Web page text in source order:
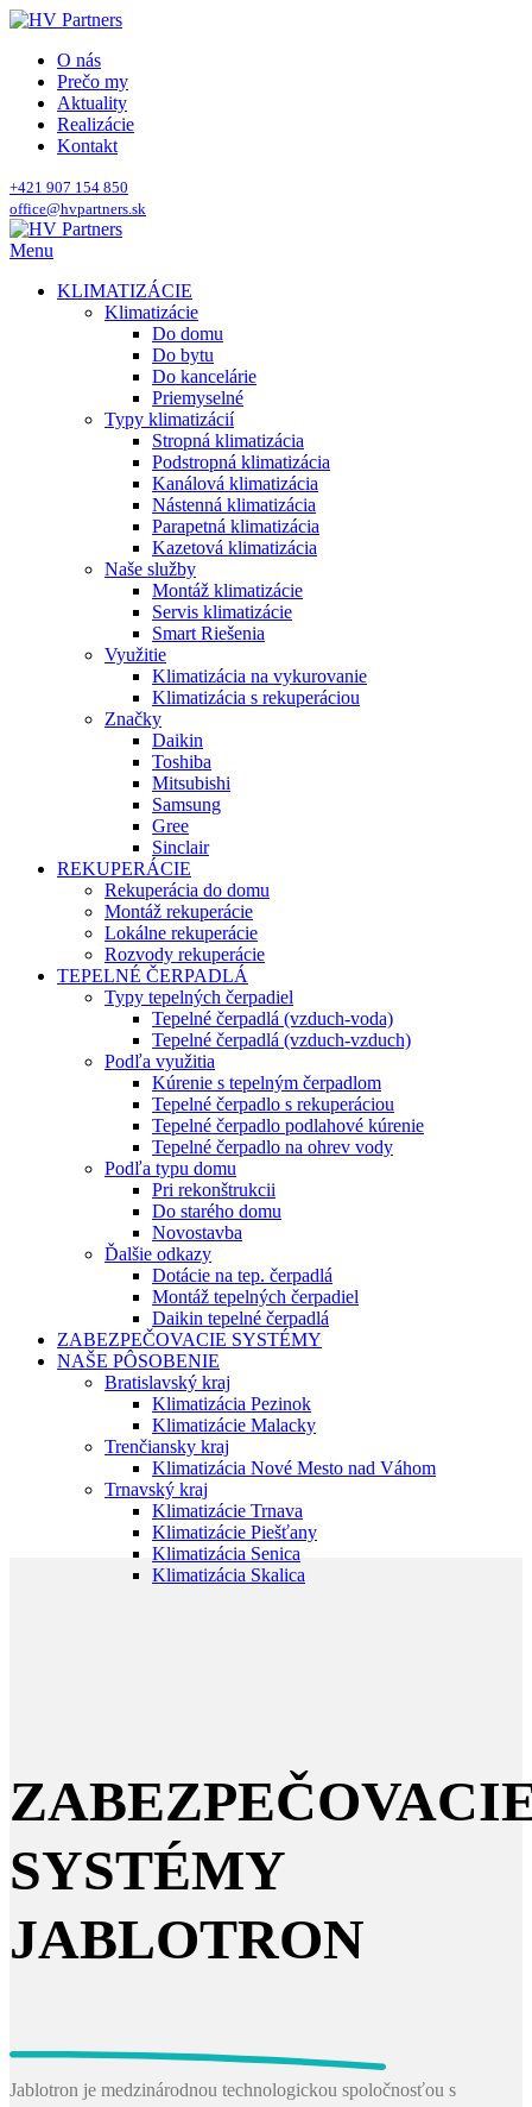
O nás
Prečo my
Aktuality
Realizácie
Kontakt
+421 907 154 850
office@hvpartners.sk
Menu
KLIMATIZÁCIE
Klimatizácie
Do domu
Do bytu
Do kancelárie
Priemyselné
Typy klimatizácií
Stropná klimatizácia
Podstropná klimatizácia
Kanálová klimatizácia
Nástenná klimatizácia
Parapetná klimatizácia
Kazetová klimatizácia
Naše služby
Montáž klimatizácie
Servis klimatizácie
Smart Riešenia
Využitie
Klimatizácia na vykurovanie
Klimatizácia s rekuperáciou
Značky
Daikin
Toshiba
Mitsubishi
Samsung
Gree
Sinclair
REKUPERÁCIE
Rekuperácia do domu
Montáž rekuperácie
Lokálne rekuperácie
Rozvody rekuperácie
TEPELNÉ ČERPADLÁ
Typy tepelných čerpadiel
Tepelné čerpadlá (vzduch-voda)
Tepelné čerpadlá (vzduch-vzduch)
Podľa využitia
Kúrenie s tepelným čerpadlom
Tepelné čerpadlo s rekuperáciou
Tepelné čerpadlo podlahové kúrenie
Tepelné čerpadlo na ohrev vody
Podľa typu domu
Pri rekonštrukcii
Do starého domu
Novostavba
Ďalšie odkazy
Dotácie na tep. čerpadlá
Montáž tepelných čerpadiel
Daikin tepelné čerpadlá
ZABEZPEČOVACIE SYSTÉMY
NAŠE PÔSOBENIE
Bratislavský kraj
Klimatizácia Pezinok
Klimatizácie Malacky
Trenčiansky kraj
Klimatizácia Nové Mesto nad Váhom
Trnavský kraj
Klimatizácie Trnava
Klimatizácie Piešťany
Klimatizácia Senica
Klimatizácia Skalica
SYSTÉMY
JABLOTRON
Jablotron je medzinárodnou technologickou spoločnosťou s